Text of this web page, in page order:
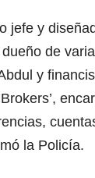
jefe y
de
y
la Policía.